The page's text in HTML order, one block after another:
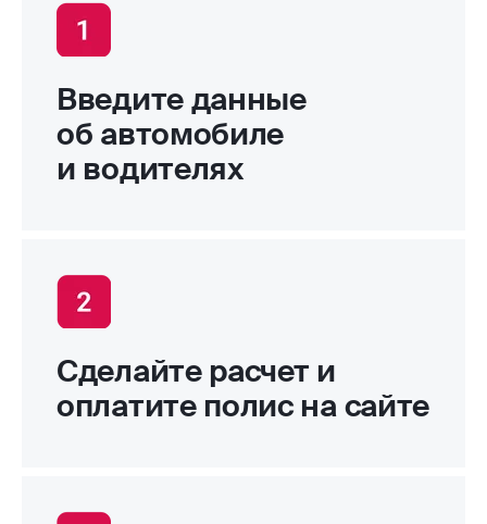
Введите данные
об автомобиле
и водителях
Сделайте расчет и
оплатите полис на сайте